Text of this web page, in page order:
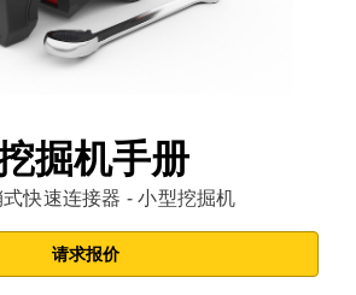
掘机手册
快速连接器 - 小型挖掘机
请求报价